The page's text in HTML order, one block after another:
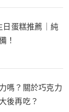
日蛋糕推薦｜純
！
嗎？關於巧克力
後再吃？